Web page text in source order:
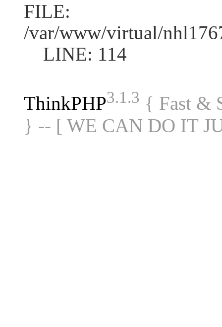
FILE:
/var/www/virtual/
LINE: 114
ThinkPHP3.1.3 { Fast &
} -- [ WE CAN DO IT